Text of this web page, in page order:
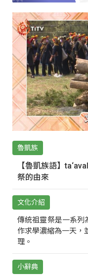
魯凱族
【魯凱族語】
祭的由來
文化介紹
傳統祖靈祭是一系列
作求學濃縮為一天，
理。
小辭典